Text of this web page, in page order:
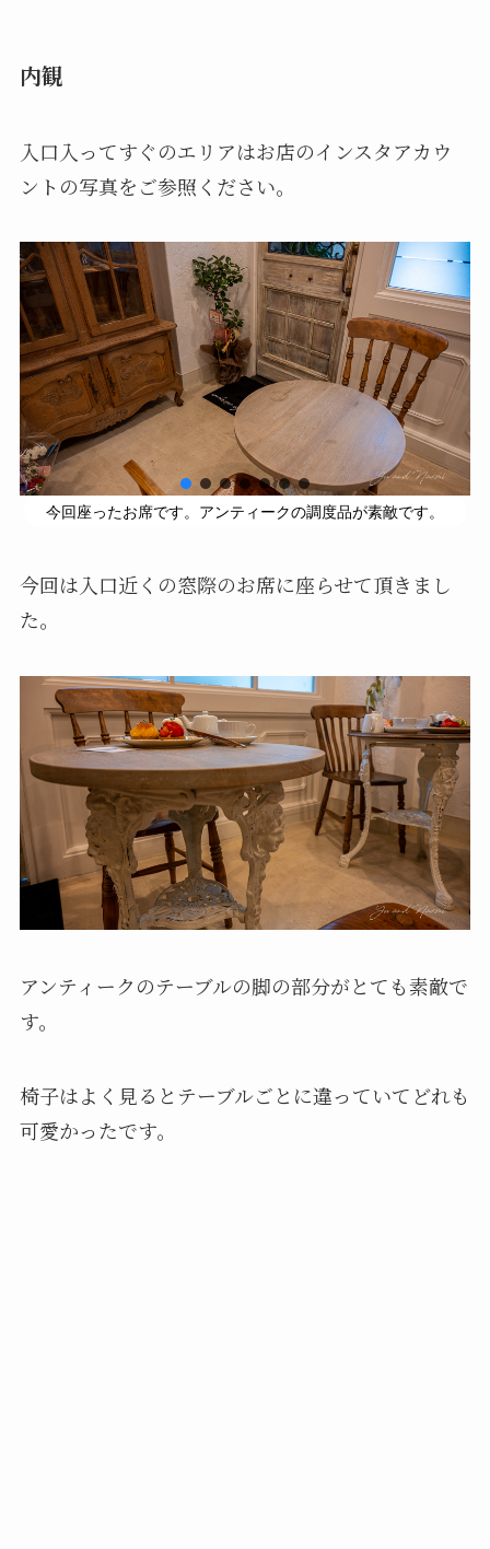
内観
入口入ってすぐのエリアはお店のインスタアカウ
ントの写真をご参照ください。
今回座ったお席です。アンティークの調度品が素敵です。
今回は入口近くの窓際のお席に座らせて頂きまし
た。
アンティークのテーブルの脚の部分がとても素敵で
す。
椅子はよく見るとテーブルごとに違っていてどれも
可愛かったです。